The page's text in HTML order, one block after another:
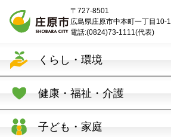
〒727-8501
広島県庄原市中本町一丁目10-1
電話:(0824)73-1111(代表)
くらし・環境
健康・福祉・介護
子ども・家庭